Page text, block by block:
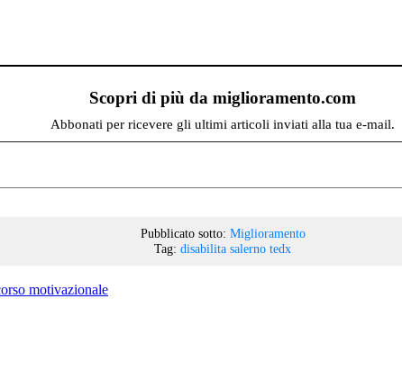
Scopri di più da miglioramento.com
Abbonati per ricevere gli ultimi articoli inviati alla tua e-mail.
Pubblicato sotto: Miglioramento
Tag: disabilita salerno tedx
motivazionale